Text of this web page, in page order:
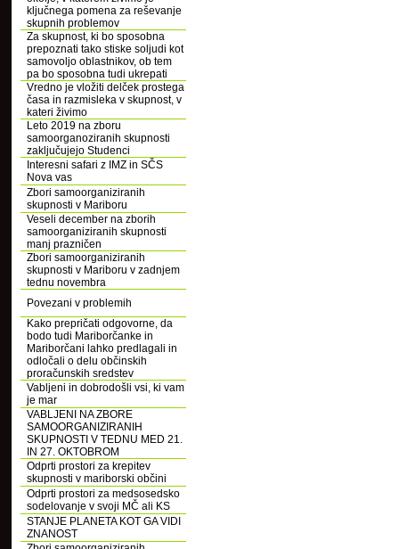
ključnega pomena za reševanje
skupnih problemov
Za skupnost, ki bo sposobna
prepoznati tako stiske soljudi kot
samovoljo oblastnikov, ob tem
pa bo sposobna tudi ukrepati
Vredno je vložiti delček prostega
časa in razmisleka v skupnost, v
kateri živimo
Leto 2019 na zboru
samoorganoziranih skupnosti
zaključujejo Studenci
Interesni safari z IMZ in SČS
Nova vas
Zbori samoorganiziranih
skupnosti v Mariboru
Veseli december na zborih
samoorganiziranih skupnosti
manj prazničen
Zbori samoorganiziranih
skupnosti v Mariboru v zadnjem
tednu novembra
Povezani v problemih
Kako prepričati odgovorne, da
bodo tudi Mariborčanke in
Mariborčani lahko predlagali in
odločali o delu občinskih
proračunskih sredstev
Vabljeni in dobrodošli vsi, ki vam
je mar
VABLJENI NA ZBORE
SAMOORGANIZIRANIH
SKUPNOSTI V TEDNU MED 21.
IN 27. OKTOBROM
Odprti prostori za krepitev
skupnosti v mariborski občini
Odprti prostori za medsosedsko
sodelovanje v svoji MČ ali KS
STANJE PLANETA KOT GA VIDI
ZNANOST